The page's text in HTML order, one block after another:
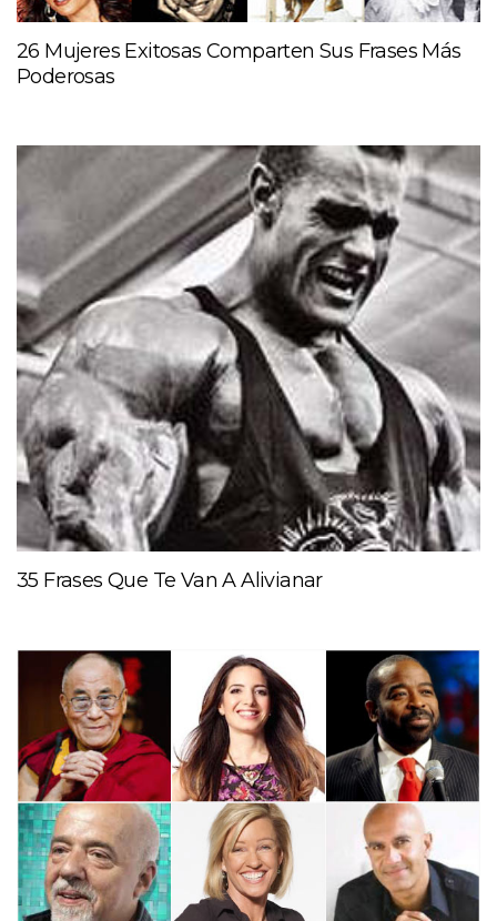
26 Mujeres Exitosas Comparten Sus Frases Más
Poderosas
35 Frases Que Te Van A Alivianar